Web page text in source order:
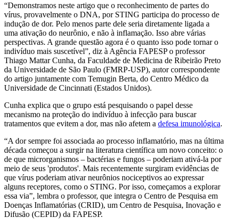
“Demonstramos neste artigo que o reconhecimento de partes do
vírus, provavelmente o DNA, por STING participa do processo de
indução de dor. Pelo menos parte dele seria diretamente ligada a
uma ativação do neurônio, e não à inflamação. Isso abre várias
perspectivas. A grande questão agora é o quanto isso pode tornar o
indivíduo mais suscetível”, diz à Agência FAPESP o professor
Thiago Mattar Cunha, da Faculdade de Medicina de Ribeirão Preto
da Universidade de São Paulo (FMRP-USP), autor correspondente
do artigo juntamente com Temugin Berta, do Centro Médico da
Universidade de Cincinnati (Estados Unidos).
Cunha explica que o grupo está pesquisando o papel desse
mecanismo na proteção do indivíduo à infecção para buscar
tratamentos que evitem a dor, mas não afetem a defesa imunológica.
“A dor sempre foi associada ao processo inflamatório, mas na última
década começou a surgir na literatura científica um novo conceito: o
de que microrganismos – bactérias e fungos – poderiam ativá-la por
meio de seus 'produtos'. Mais recentemente surgiram evidências de
que vírus poderiam ativar neurônios nociceptivos ao expressar
alguns receptores, como o STING. Por isso, começamos a explorar
essa via”, lembra o professor, que integra o Centro de Pesquisa em
Doenças Inflamatórias (CRID), um Centro de Pesquisa, Inovação e
Difusão (CEPID) da FAPESP.